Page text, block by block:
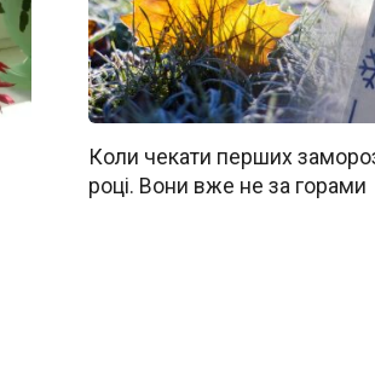
Коли чекати перших
році. Вони вже не за горами